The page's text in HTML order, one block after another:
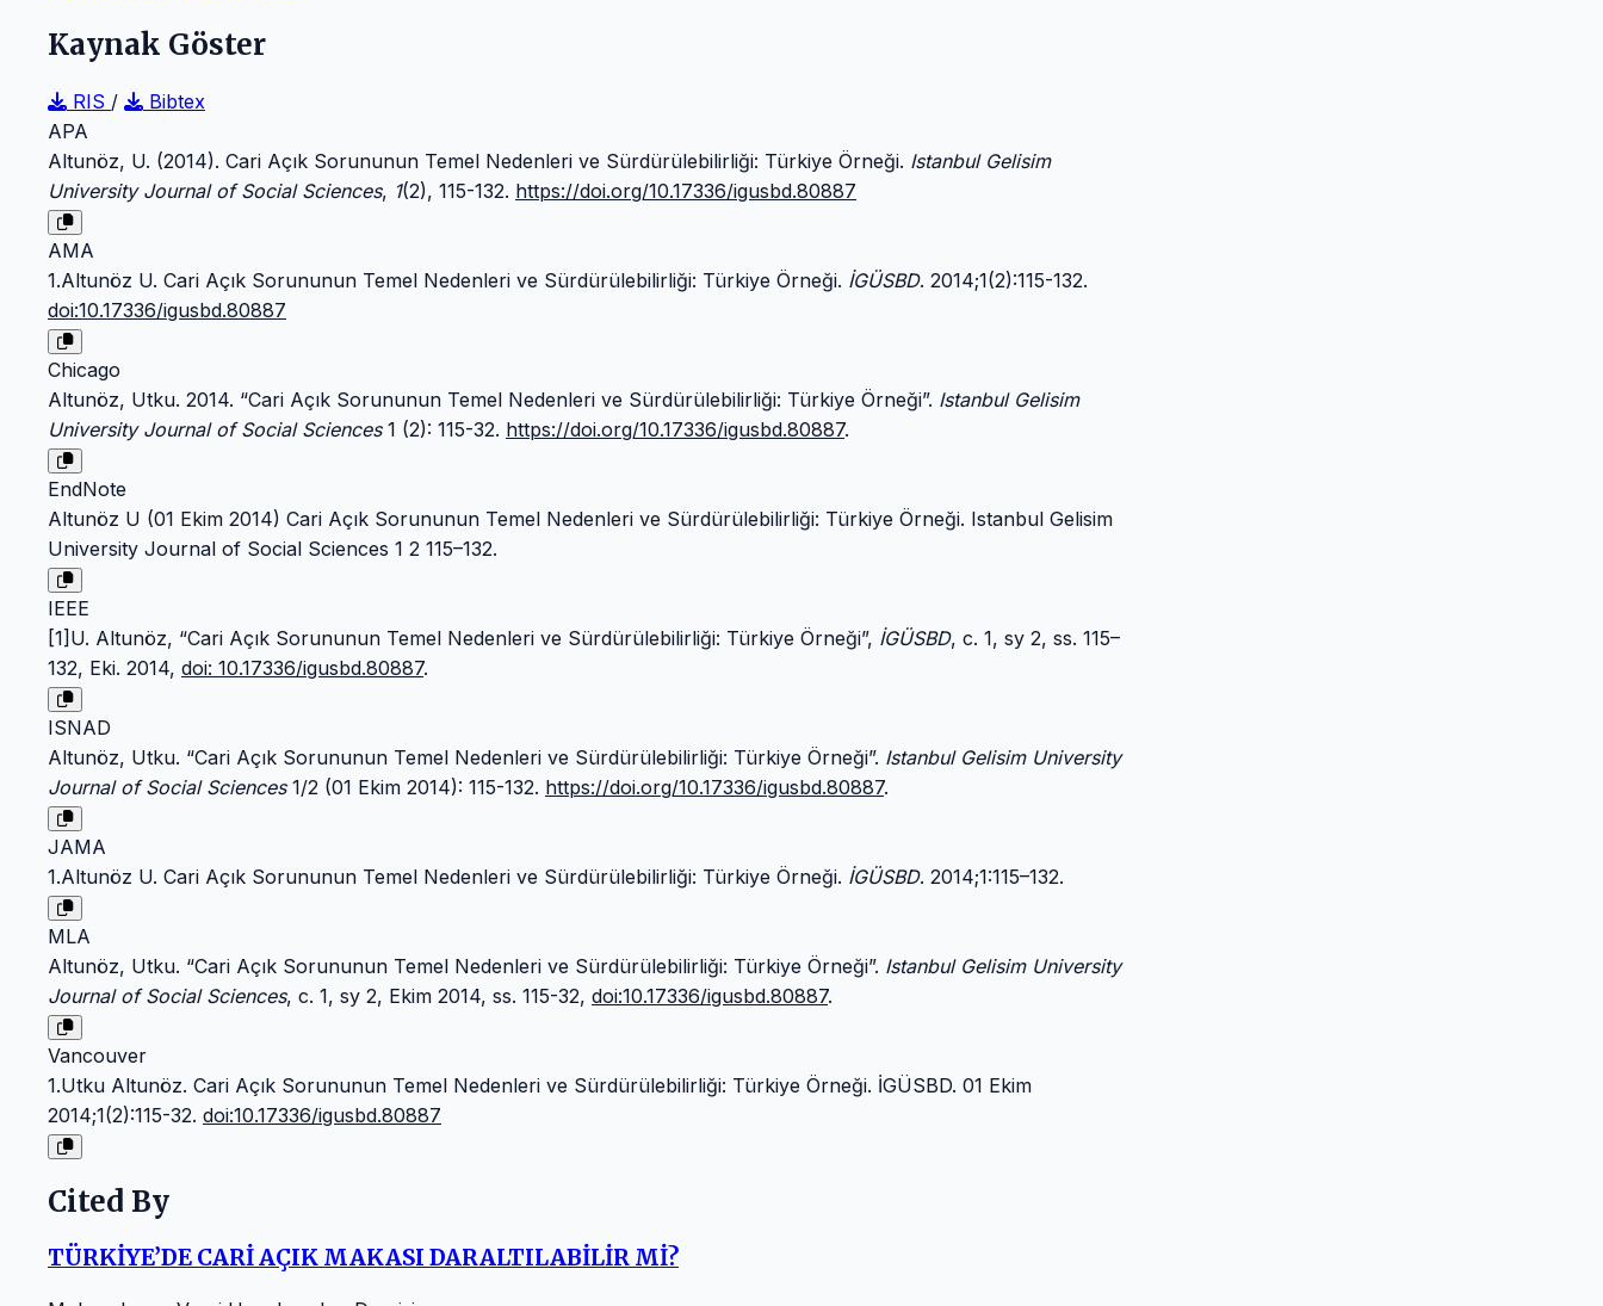
Kaynak Göster
RIS /
Bibtex
APA
Altunöz, U. (2014). Cari Açık Sorununun Temel Nedenleri ve Sürdürülebilirliği: Türkiye Örneği. Istanbul Gelisim
University Journal of Social Sciences, 1(2), 115-132. https://doi.org/10.17336/igusbd.80887
AMA
1.Altunöz U. Cari Açık Sorununun Temel Nedenleri ve Sürdürülebilirliği: Türkiye Örneği. İGÜSBD. 2014;1(2):115-132.
doi:10.17336/igusbd.80887
Chicago
Altunöz, Utku. 2014. “Cari Açık Sorununun Temel Nedenleri ve Sürdürülebilirliği: Türkiye Örneği”. Istanbul Gelisim
University Journal of Social Sciences1 (2): 115-32. https://doi.org/10.17336/igusbd.80887.
EndNote
Altunöz U (01 Ekim 2014) Cari Açık Sorununun Temel Nedenleri ve Sürdürülebilirliği: Türkiye Örneği. Istanbul Gelisim
University Journal of Social Sciences 1 2 115–132.
IEEE
[1]U. Altunöz, “Cari Açık Sorununun Temel Nedenleri ve Sürdürülebilirliği: Türkiye Örneği”, İGÜSBD, c. 1, sy 2, ss. 115–
132, Eki. 2014, doi: 10.17336/igusbd.80887.
ISNAD
Altunöz, Utku. “Cari Açık Sorununun Temel Nedenleri ve Sürdürülebilirliği: Türkiye Örneği”. Istanbul Gelisim University
Journal of Social Sciences1/2 (01 Ekim 2014): 115-132. https://doi.org/10.17336/igusbd.80887.
JAMA
1.Altunöz U. Cari Açık Sorununun Temel Nedenleri ve Sürdürülebilirliği: Türkiye Örneği. İGÜSBD. 2014;1:115–132.
MLA
Altunöz, Utku. “Cari Açık Sorununun Temel Nedenleri ve Sürdürülebilirliği: Türkiye Örneği”. Istanbul Gelisim University
Journal of Social Sciences, c. 1, sy 2, Ekim 2014, ss. 115-32, doi:10.17336/igusbd.80887.
Vancouver
1.Utku Altunöz. Cari Açık Sorununun Temel Nedenleri ve Sürdürülebilirliği: Türkiye Örneği. İGÜSBD. 01 Ekim
2014;1(2):115-32. doi:10.17336/igusbd.80887
Cited By
TÜRKİYE’DE CARİ AÇIK MAKASI DARALTILABİLİR Mİ?